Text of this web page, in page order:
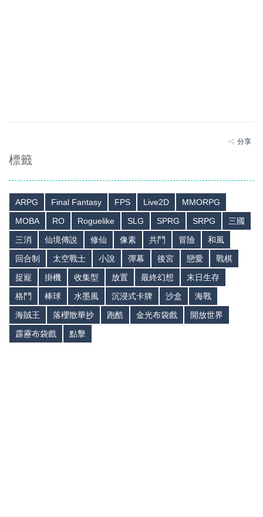
分享
標籤
ARPG Final Fantasy FPS Live2D
MMORPG
MOBA
RO Roguelike SLG SPRG SRPG
三國
三消
仙境傳說 修仙 像素 共鬥 冒險
和風
回合制
太空戰士 小說 彈幕 後宮 戀愛
戰棋
捉寵
掛機 收集型 放置 最終幻想
末日生存
格鬥
棒球 水墨風 沉浸式卡牌 沙盒
海戰
海賊王
落櫻散華抄 跑酷 金光布袋戲
開放世界
霹靂布袋戲
點擊